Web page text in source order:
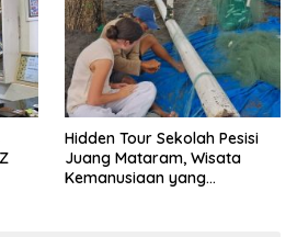
Hidden Tour Sekolah Pesisi
Juang Mataram, Wisata
Kemanusiaan yang